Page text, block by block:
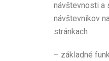
návštevnosti a
návštevníkov
stránkach
– základné